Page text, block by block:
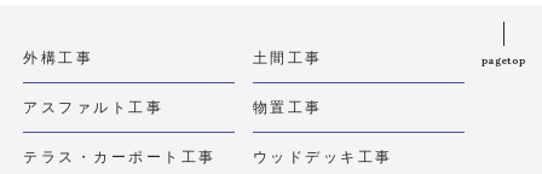
外構工事 土間工事
アスファルト工事 物置工事
テラス・カーポート工事 ウッドデッキ工事
pagetop